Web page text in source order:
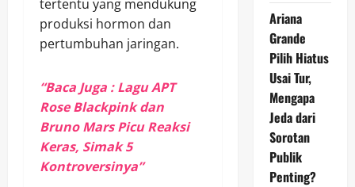
tertentu yang mendukung
produksi hormon dan
pertumbuhan jaringan.
“Baca Juga : Lagu APT
Rose Blackpink dan
Bruno Mars Picu Reaksi
Keras, Simak 5
Kontroversinya”
Ariana
Grande
Pilih Hiatus
Usai Tur,
Mengapa
Jeda dari
Sorotan
Publik
Penting?